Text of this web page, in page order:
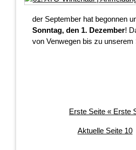
der September hat begonnen
Sonntag, den 1. Dezember!
von Venwegen bis zu
Erste Seite « Erste
Aktuelle Seite 10